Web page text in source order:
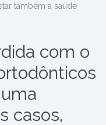
também a saúde
com o
casos,